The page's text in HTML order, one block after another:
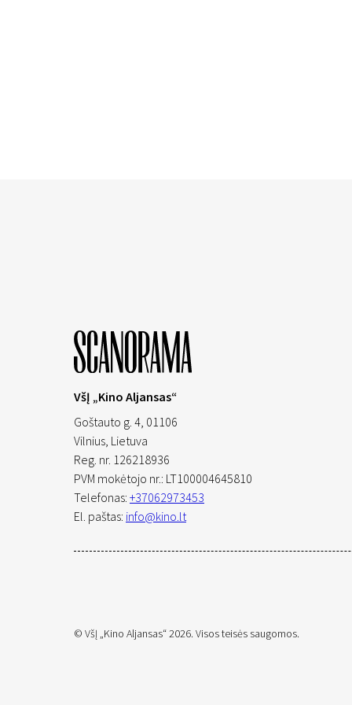
VšĮ „Kino Aljansas“
Goštauto g. 4, 01106
Vilnius, Lietuva
Reg. nr. 126218936
PVM mokėtojo nr.: LT100004645810
Telefonas: +37062973453
El. paštas: info@kino.lt
© VšĮ „Kino Aljansas“ 2026. Visos teisės saugomos.